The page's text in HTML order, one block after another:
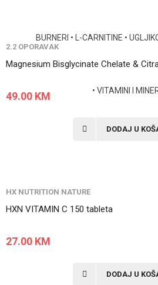
2.2 OPORAVAK
Magnesium Bisglycinate Chelate &
49.00 KM
DODAJ U
HX NUTRITION NATURE
HXN VITAMIN C 150 tableta
27.00 KM
DODAJ U